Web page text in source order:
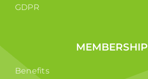
GDPR
MEMBERSHIP
Benefits